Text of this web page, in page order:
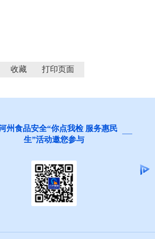
收藏
阻碍民营经济发展壮大问题线索征
集